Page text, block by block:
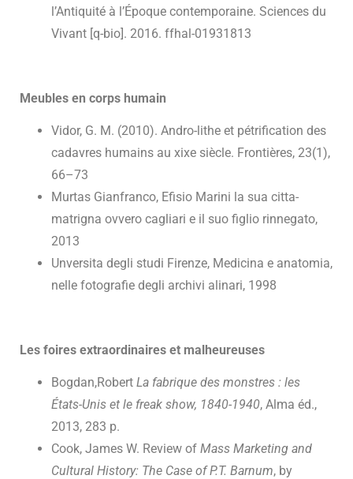
l’Antiquité à l’Époque contemporaine. Sciences du
Vivant [q-bio]. 2016. ffhal-01931813
Meubles en corps humain
Vidor, G. M. (2010). Andro-lithe et pétrification des
cadavres humains au xixe siècle. Frontières, 23(1),
66–73
Murtas Gianfranco, Efisio Marini la sua citta-
matrigna ovvero cagliari e il suo figlio rinnegato,
2013
Unversita degli studi Firenze, Medicina e anatomia,
nelle fotografie degli archivi alinari, 1998
Les foires extraordinaires et malheureuses
Bogdan,Robert La fabrique des monstres : les
États-Unis et le freak show, 1840-1940, Alma éd.,
2013, 283 p.
Cook, James W. Review of Mass Marketing and
Cultural History: The Case of P.T. Barnum, by